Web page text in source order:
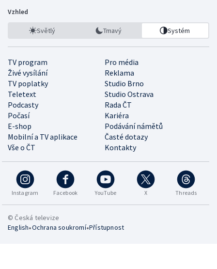
Vzhled
Světlý Tmavý Systém
TV program
Pro média
Živé vysílání
Reklama
TV poplatky
Studio Brno
Teletext
Studio Ostrava
Podcasty
Rada ČT
Počasí
Kariéra
E-shop
Podávání námětů
Mobilní a TV aplikace
Časté dotazy
Vše o ČT
Kontakty
Instagram Facebook YouTube X Threads
© Česká televize
English•Ochrana soukromí•Přístupnost